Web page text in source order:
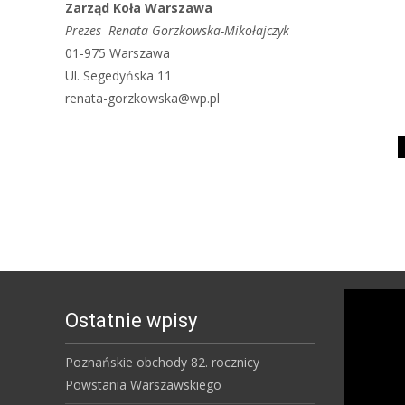
Zarząd Koła Warszawa
Prezes Renata Gorzkowska-Mikołajczyk
01-975 Warszawa
Ul. Segedyńska 11
renata-gorzkowska@wp.pl
Ostatnie wpisy
Poznańskie obchody 82. rocznicy
Powstania Warszawskiego